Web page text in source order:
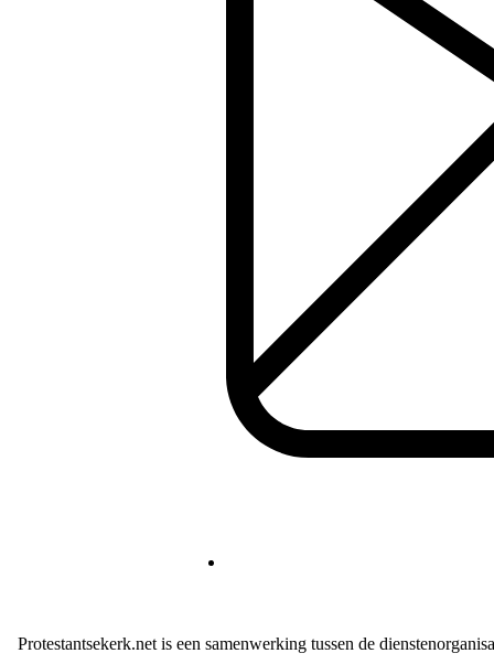
Protestantsekerk.net is een samenwerking tussen de